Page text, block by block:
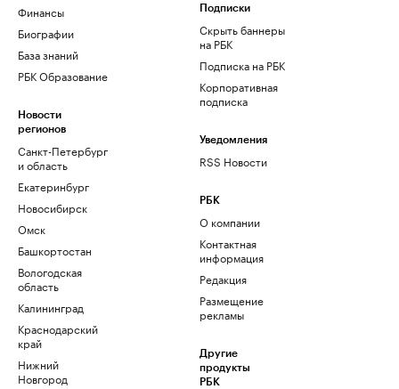
Финансы
Биографии
База знаний
РБК Образование
Новости
регионов
Санкт-Петербург
и область
Екатеринбург
Новосибирск
Омск
Башкортостан
Вологодская
область
Калининград
Краснодарский
край
Нижний
Новгород
Подписки
Скрыть баннеры
на РБК
Подписка на РБК
Корпоративная
подписка
Уведомления
RSS Новости
РБК
О компании
Контактная
информация
Редакция
Размещение
рекламы
Другие
продукты
РБК